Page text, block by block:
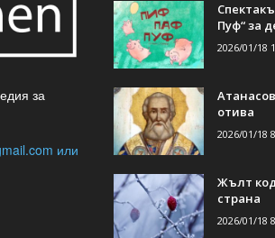
за
или
Пуф“ за
2026/01/18
отива
2026/01/18
Жълт
страна
2026/01/18